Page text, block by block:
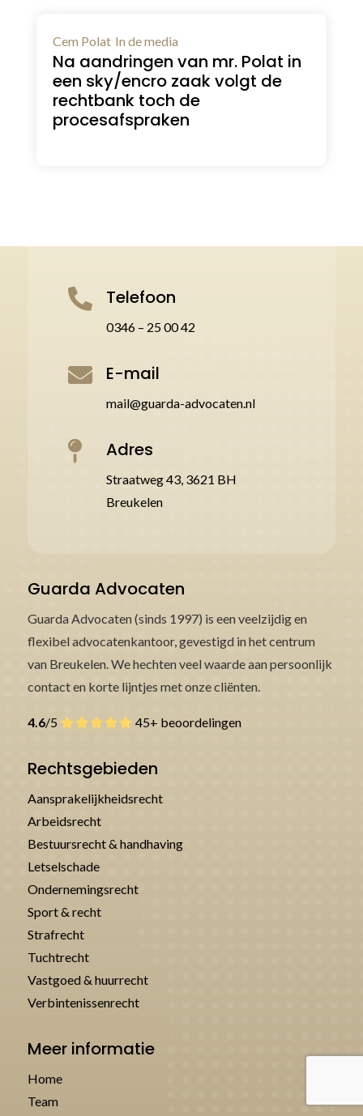
Cem Polat In de media
Na aandringen van mr. Polat in
een sky/encro zaak volgt de
rechtbank toch de
procesafspraken
 Telefoon
0346 – 25 00 42
 E-mail
mail@guarda-advocaten.nl
 Adres
Straatweg 43, 3621 BH
Breukelen
Guarda Advocaten
Guarda Advocaten (sinds 1997) is een veelzijdig en
flexibel advocatenkantoor, gevestigd in het centrum
van Breukelen. We hechten veel waarde aan persoonlijk
contact en korte lijntjes met onze cliënten.
4.6/5 45+ beoordelingen
Rechtsgebieden
Aansprakelijkheidsrecht
Arbeidsrecht
Bestuursrecht & handhaving
Letselschade
Ondernemingsrecht
Sport & recht
Strafrecht
Tuchtrecht
Vastgoed & huurrecht
Verbintenissenrecht
Meer informatie
Home
Team